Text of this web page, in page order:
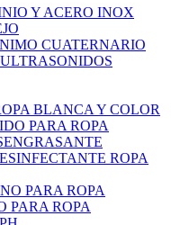
Y ACERO INOX
CUATERNARIO
BLANCA Y COLOR
PARA ROPA
ROPA
PARA ROPA
PARA ROPA